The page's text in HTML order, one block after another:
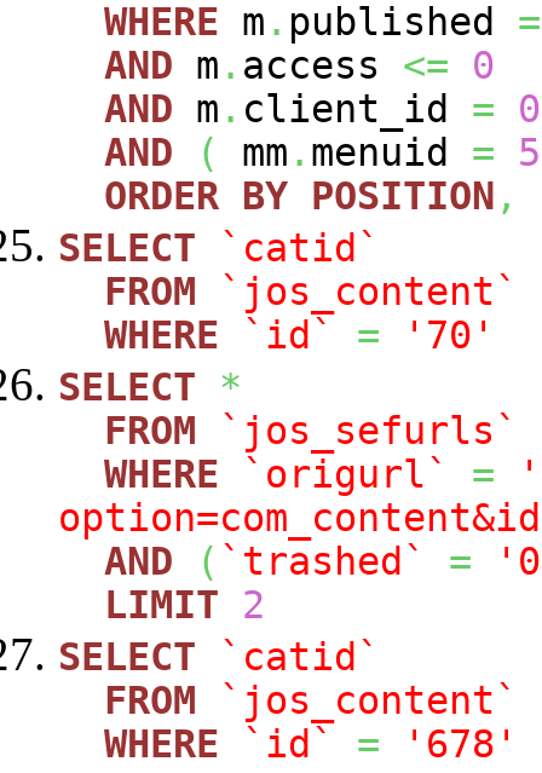
WHERE m . published =
AND m . access <=
0
AND m . client_id =
0
AND
( mm . menuid =
5
ORDER BY POSITION ,
SELECT
`catid`
FROM
`jos_content`
WHERE
`id` =
'70'
SELECT
*
FROM
`jos_sefurls`
WHERE
`origurl` =
AND
( `trashed` =
LIMIT
2
SELECT
`catid`
FROM
`jos_content`
WHERE
`id` =
'678'